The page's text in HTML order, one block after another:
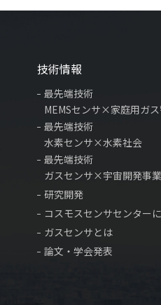
技術情報
最先端技術
MEMSセンサ×家庭用ガ
最先端技術
水素センサ×水素社会
最先端技術
ガスセンサ×宇宙開発事業
研究開発
コスモスセンサセンター
ガスセンサとは
論文・学会発表